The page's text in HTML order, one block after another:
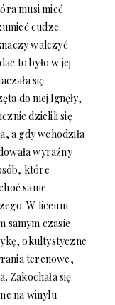
musi mieć
cudze.
walczyć
to było w jej
się
do niej lgnęły,
dzielili się
a gdy wchodziła
wyraźny
które
same
W liceum
samym czasie
okultystyczne
terenowe,
Zakochała się
na winylu